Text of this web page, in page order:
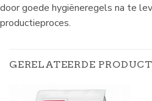
door goede hygiëneregels na te
productieproces.
GERELATEERDE